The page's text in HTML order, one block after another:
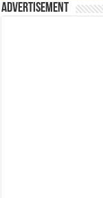
Advertisement